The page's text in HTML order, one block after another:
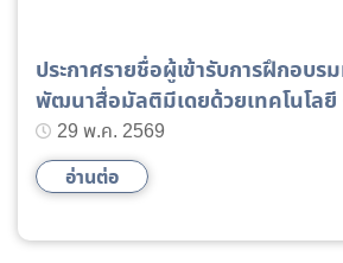
ประกาศรายชื่อผู้เข้ารับการฝึกอบร
พัฒนาสื่อมัลติมีเดยด้วยเทคโนโลยี
AI 29 พ.ค. 2569
อ่านต่อ